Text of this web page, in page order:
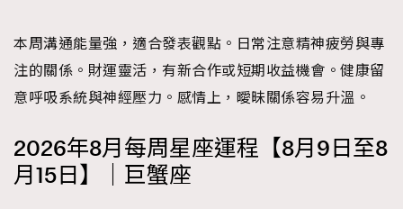
本周溝通能量強，適合發表觀點。日常注意精神疲勞與專
注的關係。財運靈活，有新合作或短期收益機會。健康留
意呼吸系統與神經壓力。感情上，曖昧關係容易升溫。
2026年8月每周星座運程【8月9日至8
月15日】｜巨蟹座